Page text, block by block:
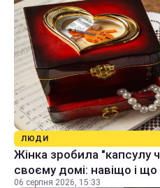
ЛЮДИ
Жінка зробила "капсулу
своєму домі: навіщо і
06 серпня 2026, 15:33